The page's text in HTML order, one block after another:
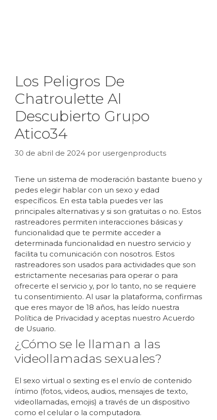
Los Peligros De
Chatroulette Al
Descubierto Grupo
Atico34
30 de abril de 2024 por usergenproducts
Tiene un sistema de moderación bastante bueno y
pedes elegir hablar con un sexo y edad
específicos. En esta tabla puedes ver las
principales alternativas y si son gratuitas o no. Estos
rastreadores permiten interacciones básicas y
funcionalidad que te permite acceder a
determinada funcionalidad en nuestro servicio y
facilita tu comunicación con nosotros. Estos
rastreadores son usados para actividades que son
estrictamente necesarias para operar o para
ofrecerte el servicio y, por lo tanto, no se requiere
tu consentimiento. Al usar la plataforma, confirmas
que eres mayor de 18 años, has leído nuestra
Política de Privacidad y aceptas nuestro Acuerdo
de Usuario.
¿Cómo se le llaman a las
videollamadas sexuales?
El sexo virtual o sexting es el envío de contenido
íntimo (fotos, videos, audios, mensajes de texto,
videollamadas, emojis) a través de un dispositivo
como el celular o la computadora.